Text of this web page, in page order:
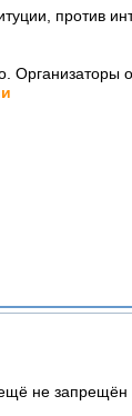
против
не запрещён